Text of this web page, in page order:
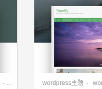
wordpress自适应博客主题、网店主题—Belise.lite
- wordpress免费主题 - wordpress
wordpress主题 -